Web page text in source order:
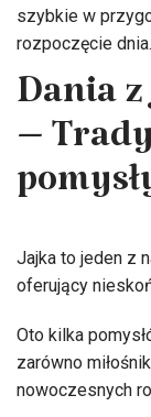
szybkie w
rozpoczęcie dnia.
Dania
–
Jajka to jeden z
oferujący
Oto kilka
zarówno
nowoczesnych